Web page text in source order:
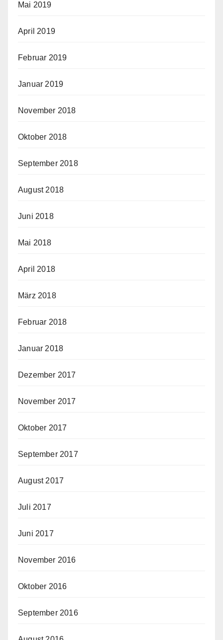
Mai 2019
April 2019
Februar 2019
Januar 2019
November 2018
Oktober 2018
September 2018
August 2018
Juni 2018
Mai 2018
April 2018
März 2018
Februar 2018
Januar 2018
Dezember 2017
November 2017
Oktober 2017
September 2017
August 2017
Juli 2017
Juni 2017
November 2016
Oktober 2016
September 2016